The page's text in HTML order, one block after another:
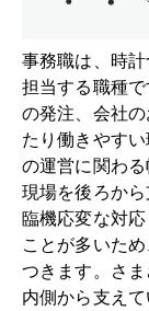
事務職は、時
担当する職種
の発注、会社
たり働きやす
の運営に関わ
現場を後ろか
臨機応変な対
ことが多いた
つきます。さ
内側から支えて